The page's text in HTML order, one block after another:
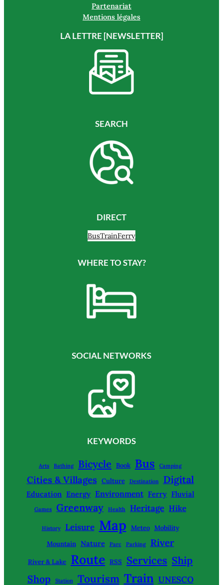
Partenariat
Mentions légales
LA LETTRE [NEWSLETTER]
SEARCH
DIRECT
BusTrainFerry
WHERE TO STAY?
SOCIAL NETWORKS
KEYWORDS
Arts Bathing Bicycle Book Bus Camping
Cities & Villages Culture Destination Digital
Education Energy Environment Ferry Fluvial
Games Greenway Health Heritage Hike
History Leisure Map Meteo Mobility
Mountain Nature Parc Parking River
River & Lake Route RSS Services Ship
Shop
Station Tourism Train UNESCO